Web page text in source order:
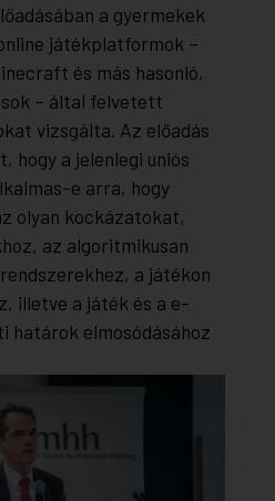
a gyermekek
játékplatformok –
és más hasonló,
– által felvetett
vizsgálta. Az előadás
hogy a jelenlegi uniós
e arra, hogy
olyan kockázatokat,
az algoritmikusan
a játékon
illetve a játék és a e-
határok elmosódásához